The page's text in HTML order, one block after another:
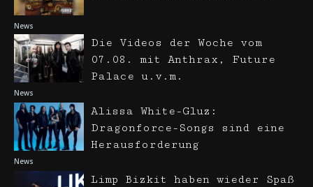
News
News
Die Videos der Woche vom
07.08. mit Anthrax, Future
Palace u.v.m.
News
Alissa White-Gluz:
Dragonforce-Songs sind eine
Herausforderung
Limp Bizkit haben wieder Spaß